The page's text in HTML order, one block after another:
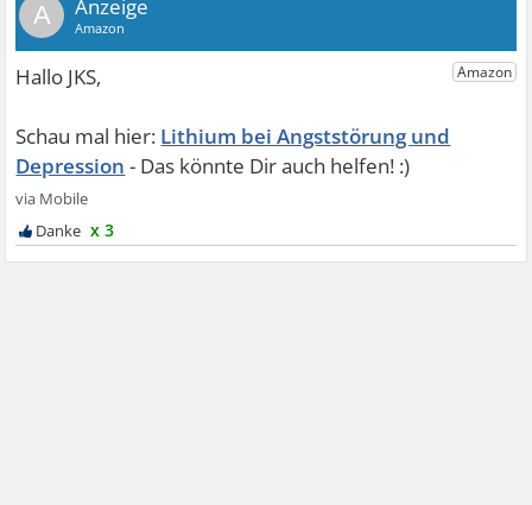
A
Lithium bei Angststörung und
Depression
x 3